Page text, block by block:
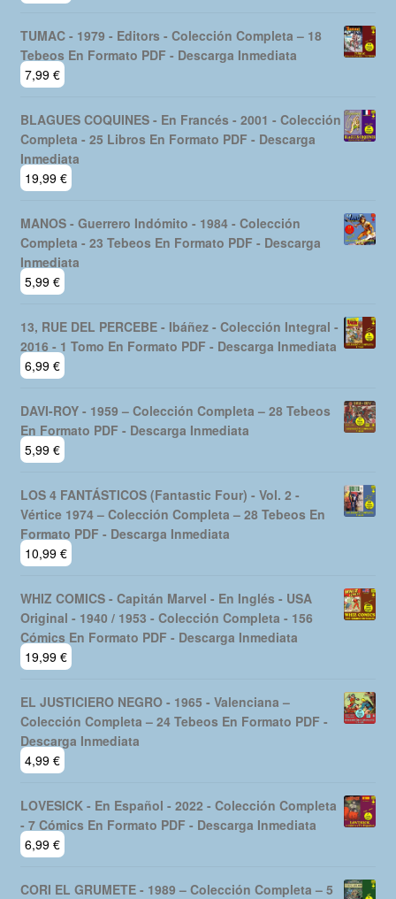
TUMAC - 1979 - Editors - Colección Completa – 18
Tebeos En Formato PDF - Descarga Inmediata
7,99 €
BLAGUES COQUINES - En Francés - 2001 - Colección
Completa - 25 Libros En Formato PDF - Descarga
Inmediata
19,99 €
MANOS - Guerrero Indómito - 1984 - Colección
Completa - 23 Tebeos En Formato PDF - Descarga
Inmediata
5,99 €
13, RUE DEL PERCEBE - Ibáñez - Colección Integral -
2016 - 1 Tomo En Formato PDF - Descarga Inmediata
6,99 €
DAVI-ROY - 1959 – Colección Completa – 28 Tebeos
En Formato PDF - Descarga Inmediata
5,99 €
LOS 4 FANTÁSTICOS (Fantastic Four) - Vol. 2 -
Vértice 1974 – Colección Completa – 28 Tebeos En
Formato PDF - Descarga Inmediata
10,99 €
WHIZ COMICS - Capitán Marvel - En Inglés - USA
Original - 1940 / 1953 - Colección Completa - 156
Cómics En Formato PDF - Descarga Inmediata
19,99 €
EL JUSTICIERO NEGRO - 1965 - Valenciana –
Colección Completa – 24 Tebeos En Formato PDF -
Descarga Inmediata
4,99 €
LOVESICK - En Español - 2022 - Colección Completa
- 7 Cómics En Formato PDF - Descarga Inmediata
6,99 €
CORI EL GRUMETE - 1989 – Colección Completa – 5